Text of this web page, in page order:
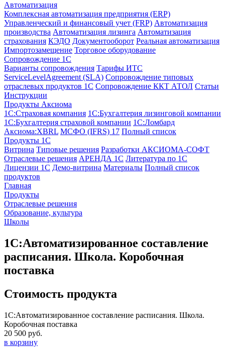
Автоматизация
Комплексная автоматизация предприятия (ERP)
Управленческий и финансовый учет (FRP) Автоматизация
производства Автоматизация лизинга Автоматизация
страхования КЭДО Документооборот Реальная автоматизация
Импортозамещение Торговое оборудование
Сопровождение 1С
Варианты сопровождения Тарифы ИТС
ServiceLevelAgreement (SLA) Сопровождение типовых
отраслевых продуктов 1С Сопровождение ККТ АТОЛ Статьи
Инструкции
Продукты Аксиома
1С:Страховая компания 1С:Бухгалтерия лизинговой компании
1С:Бухгалтерия страховой компании 1С:Ломбард
Аксиома:XBRL МСФО (IFRS) 17 Полный список
Продукты 1С
Витрина Типовые решения Разработки АКСИОМА-СОФТ
Отраслевые решения АРЕНДА 1С Литература по 1С
Лицензии 1C Демо-витрина Материалы Полный список
продуктов
Главная
Продукты
Отраслевые решения
Образование, культура
Школы
1С:Автоматизированное составление
расписания. Школа. Коробочная
поставка
Стоимость продукта
1С:Автоматизированное составление расписания. Школа.
Коробочная поставка
20 500 руб.
в корзину